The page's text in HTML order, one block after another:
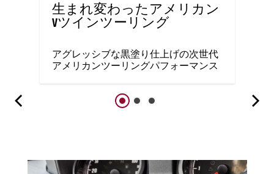
生まれ変わったアメリカン
Vツインツーリング
アグレッシブな黒塗り仕上げの次世代
アメリカンツーリングパフォーマンス